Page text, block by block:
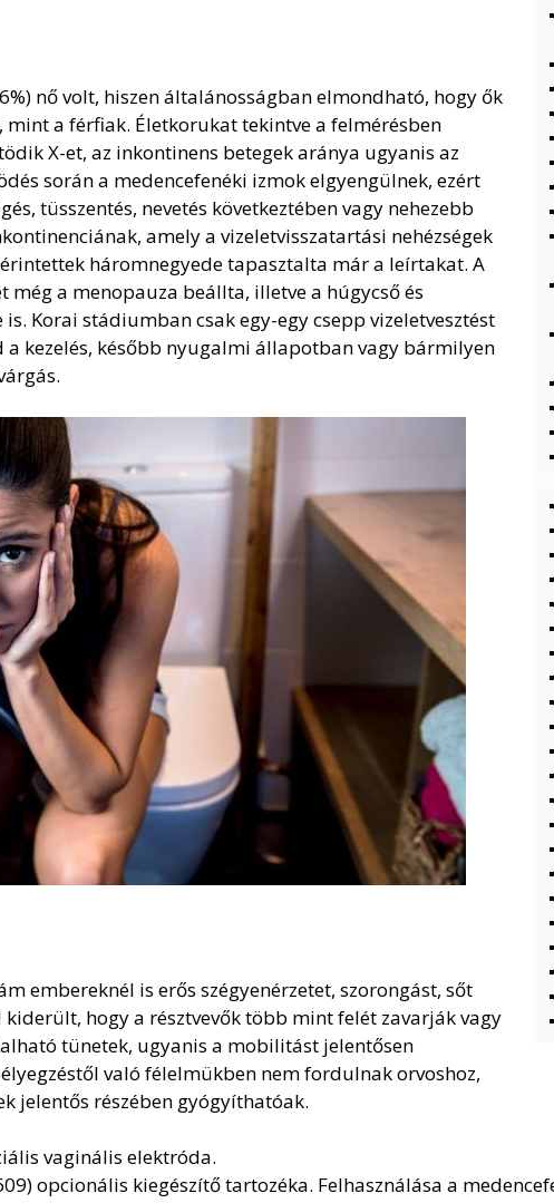
nő volt, hiszen általánosságban elmondható, hogy ők
a férfiak. Életkorukat tekintve a felmérésben
X-et, az inkontinens betegek aránya ugyanis az
során a medencefenéki izmok elgyengülnek, ezért
tüsszentés, nevetés következtében vagy nehezebb
amely a vizeletvisszatartási nehézségek
háromnegyede tapasztalta már a leírtakat. A
a menopauza beállta, illetve a húgycső és
Korai stádiumban csak egy-egy csepp vizeletvesztést
kezelés, később nyugalmi állapotban vagy bármilyen
embereknél is erős szégyenérzetet, szorongást, sőt
hogy a résztvevők több mint felét zavarják vagy
tünetek, ugyanis a mobilitást jelentősen
való félelmükben nem fordulnak orvoshoz,
jelentős részében gyógyíthatóak.
vaginális elektróda.
opcionális kiegészítő tartozéka. Felhasználása a